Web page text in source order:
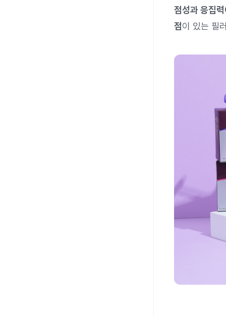
점성과 응집
점이 있는 필